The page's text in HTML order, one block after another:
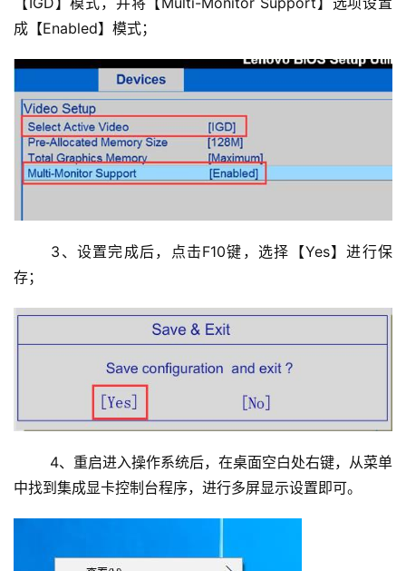
成【Enabled】模式；
存；
中找到集成显卡控制台程序，进行多屏显示设置即可。